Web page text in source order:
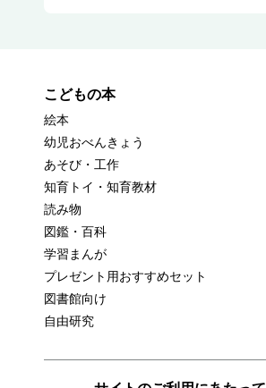
こどもの本
絵本
幼児おべんきょう
あそび・工作
知育トイ・知育教材
読み物
図鑑・百科
学習まんが
プレゼント用おすすめセット
図書館向け
自由研究